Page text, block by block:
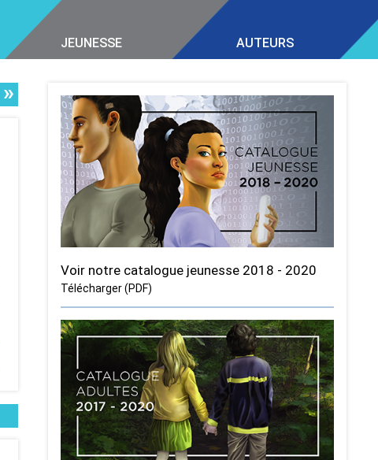
JEUNESSE AUTEURS
»
Voir notre catalogue jeunesse 2018 - 2020
Télécharger (PDF)